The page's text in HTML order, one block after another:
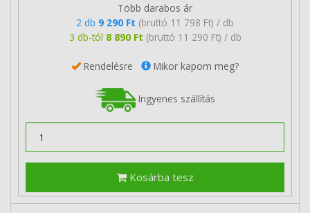
Több darabos ár
2 db 9 290 Ft (bruttó 11 798 Ft) / db
3 db-tól 8 890 Ft (bruttó 11 290 Ft) / db
Rendelésre Mikor kapom meg?
Ingyenes szállítás
Kosárba tesz